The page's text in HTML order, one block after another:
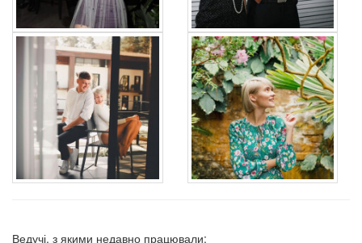
Ведучі, з якими недавно працювали: